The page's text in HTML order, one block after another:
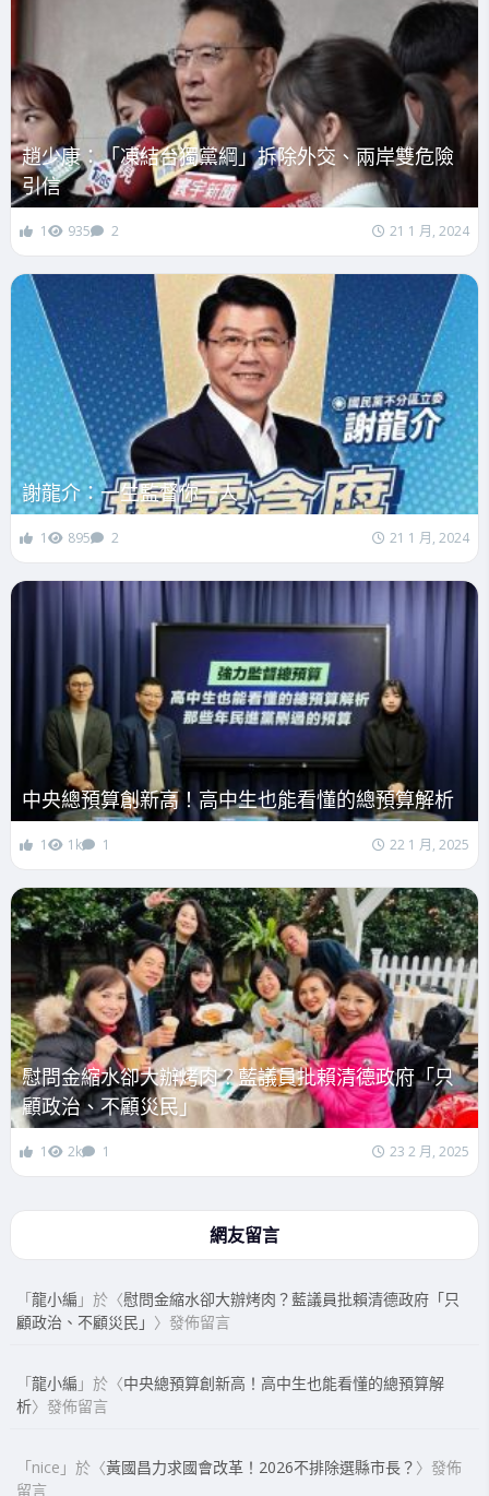
趙少康：「凍結台獨黨綱」拆除外交、兩岸雙危險
引信
1 935 2 21 1 月, 2024
謝龍介：一生監督你一人
1 895 2 21 1 月, 2024
中央總預算創新高！高中生也能看懂的總預算解析
1 1k 1 22 1 月, 2025
慰問金縮水卻大辦烤肉？藍議員批賴清德政府「只
顧政治、不顧災民」
1 2k 1 23 2 月, 2025
網友留言
「龍小編 」於〈慰問金縮水卻大辦烤肉？藍議員批賴清德政府「只
顧政治、不顧災民」 〉發佈留言
「龍小編 」於〈中央總預算創新高！高中生也能看懂的總預算解
析〉發佈留言
「nice 」於〈黃國昌力求國會改革！2026不排除選縣市長？ 〉發佈
留言